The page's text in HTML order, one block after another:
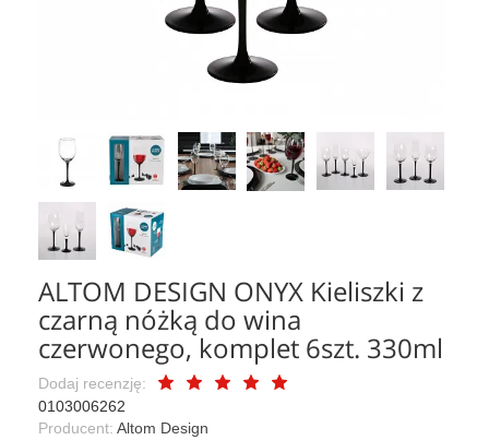
ALTOM DESIGN ONYX Kieliszki z
czarną nóżką do wina
czerwonego, komplet 6szt. 330ml
Dodaj recenzję:
0103006262
Producent: Altom Design